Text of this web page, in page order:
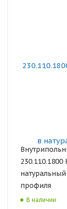
профиля
В наличии